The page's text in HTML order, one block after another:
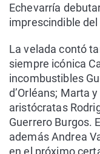
Echevarría
imprescindible del
La velada contó
siempre icónica
incombustibles
d’Orléans; Marta
aristócratas
Guerrero Burgos.
además Andrea
en el próximo